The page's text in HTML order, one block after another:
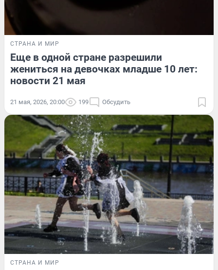
СТРАНА И МИР
Еще в одной стране разрешили
жениться на девочках младше 10 лет:
новости 21 мая
21 мая, 2026, 20:00 199 Обсудить
СТРАНА И МИР